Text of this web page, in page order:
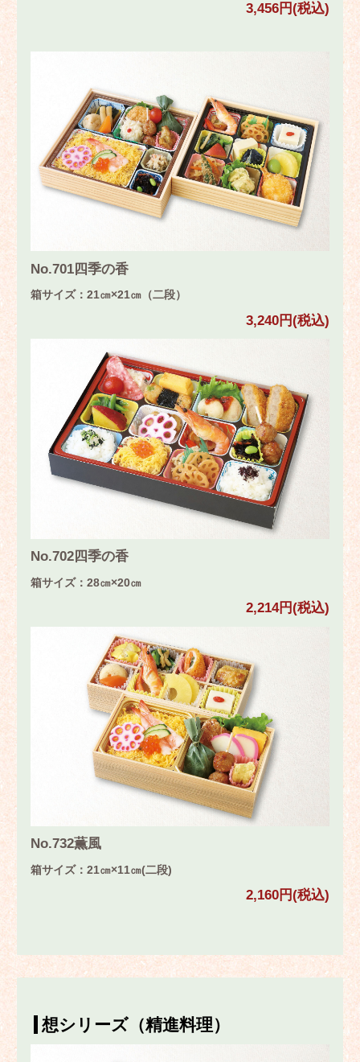
3,456円(税込)
No.701四季の香
箱サイズ：21㎝×21㎝（二段）
3,240円(税込)
No.702四季の香
箱サイズ：28㎝×20㎝
2,214円(税込)
No.732薫風
箱サイズ：21㎝×11㎝(二段)
2,160円(税込)
想シリーズ（精進料理）